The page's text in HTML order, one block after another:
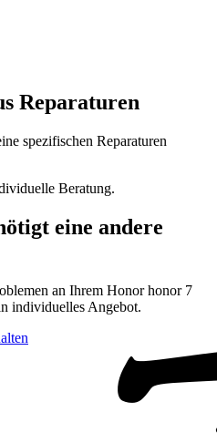
Reparaturen
spezifischen Reparaturen
Beratung.
eine andere
an Ihrem Honor honor 7
individuelles Angebot.